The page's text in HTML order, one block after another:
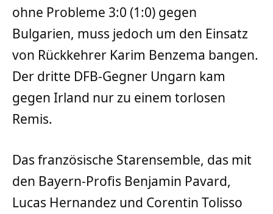
ohne Probleme 3:0 (1:0) gegen
Bulgarien, muss jedoch um den Einsatz
von Rückkehrer Karim Benzema bangen.
Der dritte DFB-Gegner Ungarn kam
gegen Irland nur zu einem torlosen
Remis.
Das französische Starensemble, das mit
den Bayern-Profis Benjamin Pavard,
Lucas Hernandez und Corentin Tolisso